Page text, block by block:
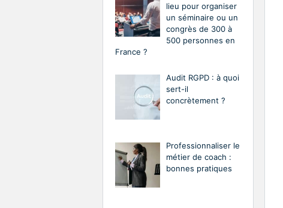
lieu pour organiser
un séminaire ou un
congrès de 300 à
500 personnes en
France ?
Audit RGPD : à quoi
sert-il
concrètement ?
Professionnaliser le
métier de coach :
bonnes pratiques